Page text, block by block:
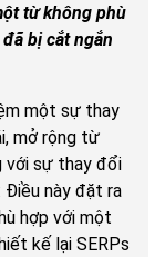
từ không phù
bị cắt ngắn
một sự thay
mở rộng từ
với sự thay đổi
Điều này đặt ra
hợp với một
kế lại SERPs